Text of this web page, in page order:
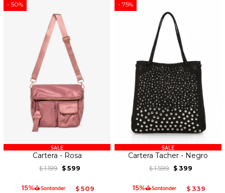
50
Cartera - Rosa
$ 1.199 $ 599
$ 509
75
Cartera Tacher - Negro
$ 1.599 $ 399
$ 339